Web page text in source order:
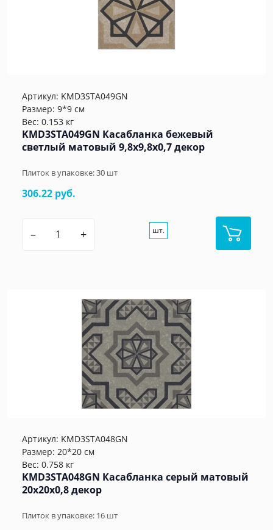
Артикул: KMD3STA049GN
Размер: 9*9 см
Вес: 0.153 кг
KMD3STA049GN Касабланка бежевый
светлый матовый 9,8x9,8x0,7 декор
Плиток в упаковке:30 шт
306.22 руб.
– + шт.
Артикул: KMD3STA048GN
Размер: 20*20 см
Вес: 0.758 кг
KMD3STA048GN Касабланка серый матовый
20x20x0,8 декор
Плиток в упаковке: 16 шт